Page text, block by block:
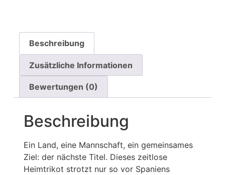
Beschreibung
Zusätzliche Informationen
Bewertungen (0)
Beschreibung
Ein Land, eine Mannschaft, ein gemeinsames
Ziel: der nächste Titel. Dieses zeitlose
Heimtrikot strotzt nur so vor Spaniens